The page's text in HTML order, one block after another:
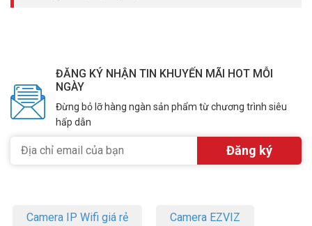
ĐĂNG KÝ NHẬN TIN KHUYẾN MÃI HOT MỖI
NGÀY
Đừng bỏ lỡ hàng ngàn sản phẩm từ chương trình siêu
hấp dẫn
Camera IP Wifi giá rẻ Camera EZVIZ